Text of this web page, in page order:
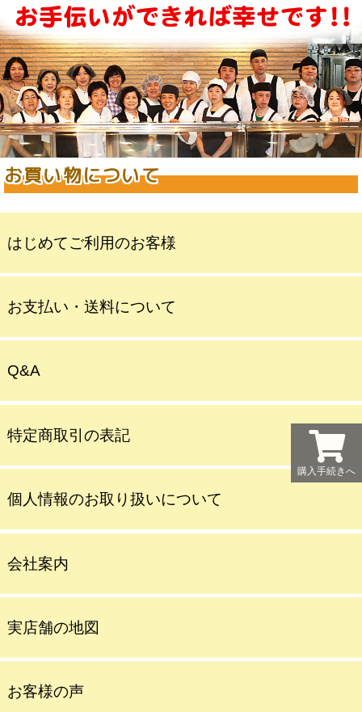
お買い物について
はじめてご利用のお客様
お支払い・送料について
Q&A
特定商取引の表記
個人情報のお取り扱いについて
会社案内
実店舗の地図
お客様の声
購入手続きへ